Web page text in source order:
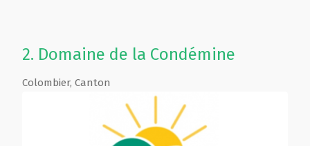
2. Domaine de la Condémine
Colombier, Canton